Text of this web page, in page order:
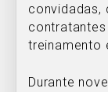
convidadas,
treinamento
Durante